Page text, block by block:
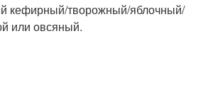
кефирный/творожный/яблочный/
или овсяный.